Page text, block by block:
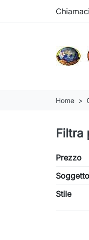
Home
Filtra
Prezzo
Soggetto
Stile